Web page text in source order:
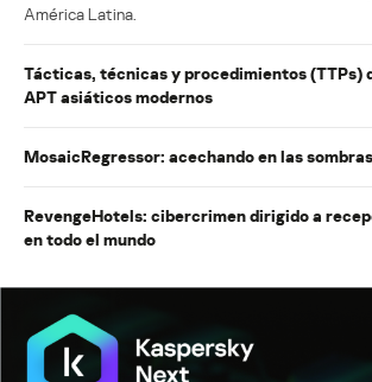
América Latina.
Tácticas, técnicas y procedimientos (TTPs)
APT asiáticos modernos
MosaicRegressor: acechando en las sombras
RevengeHotels: cibercrimen dirigido a
en todo el mundo